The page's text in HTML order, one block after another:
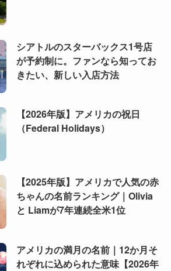
シアトルのスターバックス1号店
が予約制に。ファンなら知ってお
きたい、新しい入店方法
【2026年版】アメリカの祝日
（Federal Holidays）
【2025年版】アメリカで人気の赤
ちゃんの名前ランキング｜Olivia
と Liamが7年連続全米1位
アメリカの満月の名前｜12か月そ
れぞれに込められた意味【2026年